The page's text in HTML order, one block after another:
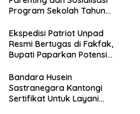
Program Sekolah Tahun
Ekspedisi Patriot Unpad
Resmi Bertugas di Fakfak,
Bupati Paparkan Potensi
Bandara Husein
Sastranegara Kantongi
Sertifikat Untuk Layani